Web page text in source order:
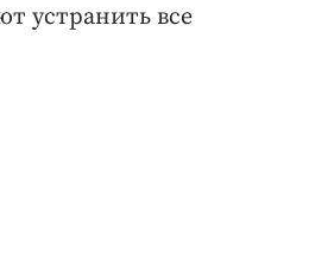
устранить все